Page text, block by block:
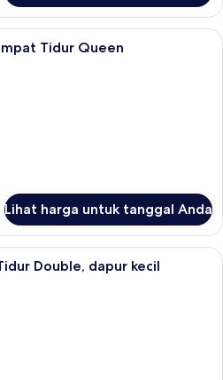
Setrika/meja setrika, Wi-Fi gratis,
Tidur Queen
Lihat harga untuk tanggal Anda
Lemari es, microwave, dan
Double, dapur kecil